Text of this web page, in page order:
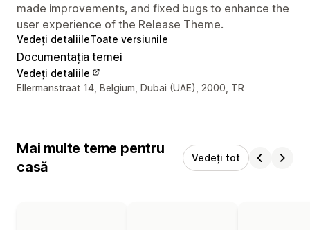
made improvements, and fixed bugs to enhance the
user experience of the Release Theme.
Vedeți detaliileToate versiunile
Documentația temei
Vedeți detaliile
Detaliile de contact ale designerului
Ellermanstraat 14, Belgium, Dubai (UAE), 2000, TR
Mai multe teme pentru
casă
Vedeți tot